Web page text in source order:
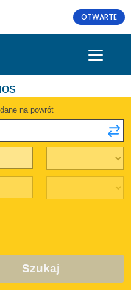
OTWARTE
na powrót
Szukaj